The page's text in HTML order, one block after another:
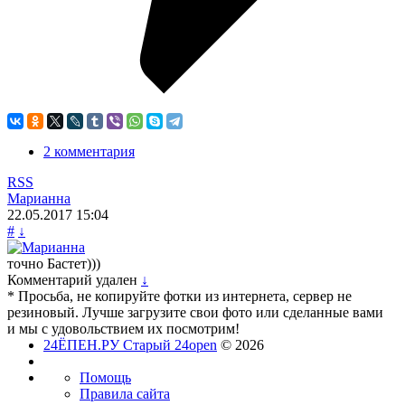
2 комментария
RSS
Марианна
22.05.2017 15:04
# ↓
точно Бастет)))
Комментарий удален ↓
* Просьба, не копируйте фотки из интернета, сервер не
резиновый. Лучше загрузите свои фото или сделанные вами
и мы с удовольствием их посмотрим!
24ЁПЕН.РУ Старый 24open © 2026
Помощь
Правила сайта